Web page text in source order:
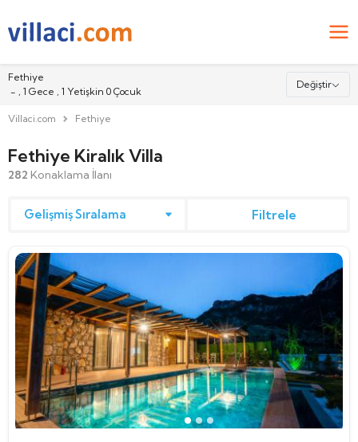
Fethiye
- , 1 Gece , 1 Yetişkin 0 Çocuk
Değiştir
Misafirler
2Yetişkin0Çocuk
Ara
Villaci.com Fethiye
Fethiye Kiralık Villa
282 Konaklama İlanı
Filtrele